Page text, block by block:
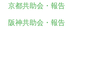
京都共助会・報告
阪神共助会・報告